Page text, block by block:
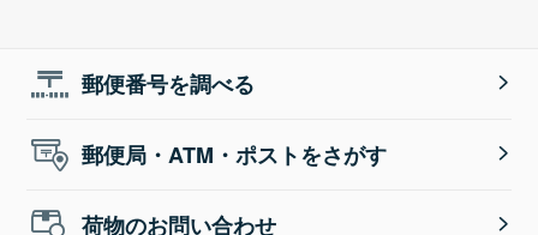
郵便番号を調べる
郵便局・ATM・ポストをさがす
荷物のお問い合わせ